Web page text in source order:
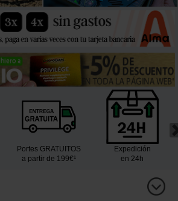
Portes GRATUITOS
a partir de 199€¹
Expedición
en 24h